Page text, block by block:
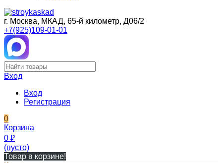
г. Москва, МКАД, 65-й километр, Д06/2
+7(925)109-01-01
Вход
Вход
Регистрация
0
Корзина
0 ₽
(пусто)
Товар в корзине!